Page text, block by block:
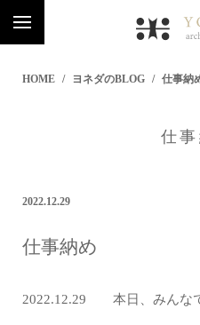
HOME ヨネダのBLOG 仕事納
仕
2022.12.29
仕事納め
2022.12.29 本日、みんな